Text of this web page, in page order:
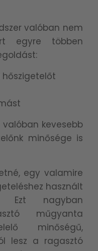
valóban nem
egyre többen
kevesebb
minősége is
egy valamire
használt
Ezt nagyban
műgyanta
minőségű,
lesz a ragasztó